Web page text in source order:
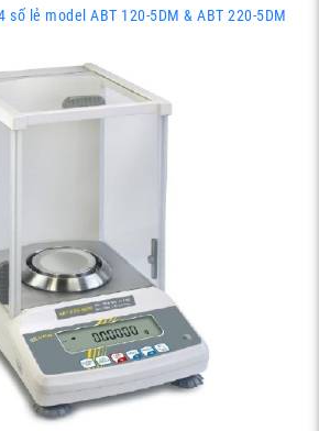
số lẻ model ABT 120-5DM & ABT 220-5DM